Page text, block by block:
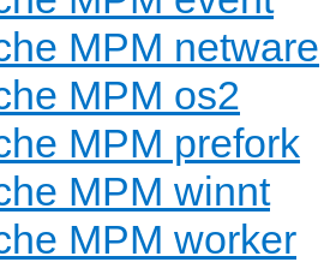
MPM netware
MPM os2
MPM prefork
MPM winnt
MPM worker